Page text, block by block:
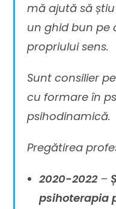
mă ajută să
un ghid bun pe
propriului sens.
Sunt consilier
cu formare în
psihodinamică.
Pregătirea
2020-2022 –
psihoterapia